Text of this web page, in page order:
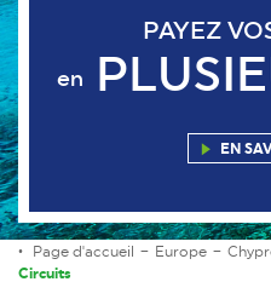
PAYEZ
en
EN
Page d'accueil Europe
Circuits